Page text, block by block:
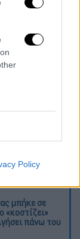
Policy
στον
μπήκε σε
«κοστίζει»
πάνω του